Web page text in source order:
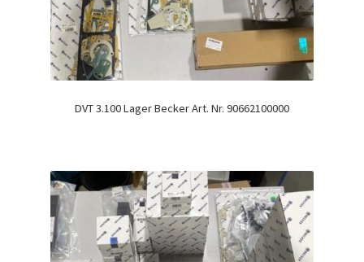
DVT 3.100 Lager Becker Art. Nr. 90662100000